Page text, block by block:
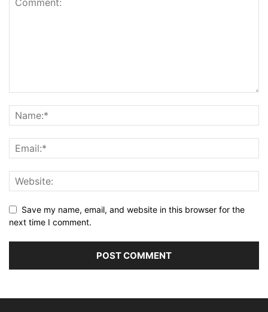
Save my name, email, and website in this browser for the
next time I comment.